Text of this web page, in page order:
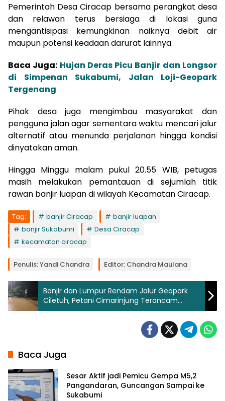
Pemerintah Desa Ciracap bersama perangkat desa
dan relawan terus bersiaga di lokasi guna
mengantisipasi kemungkinan naiknya debit air
maupun potensi keadaan darurat lainnya.
Baca Juga: Hujan Deras Picu Banjir dan Longsor
di Simpenan Sukabumi, Jalan Loji-Geopark
Tergenang
Pihak desa juga mengimbau masyarakat dan
pengguna jalan agar sementara waktu mencari jalur
alternatif atau menunda perjalanan hingga kondisi
dinyatakan aman.
Hingga Minggu malam pukul 20.55 WIB, petugas
masih melakukan pemantauan di sejumlah titik
rawan banjir luapan di wilayah Kecamatan Ciracap.
Tag: banjir Ciracap
banjir luapan
banjir Sukabumi
Desa Ciracap
kecamatan ciracap
Penulis: Yandi Chandra Editor: Chandra Maulana
Banjir dan Lumpur Rendam Jalur Geopark
Ciletuh, Petani Cimarinjung Terancam
Gagal Panen
Baca Juga
Sesar Aktif jadi Pemicu Gempa M5,2
Pangandaran, Guncangan Sampai ke
Sukabumi